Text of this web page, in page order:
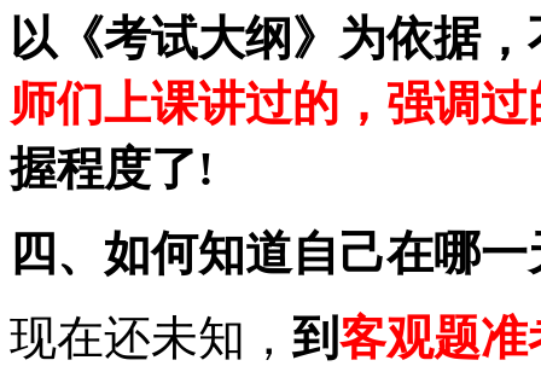
以《考试大纲》为依据
师们上课讲过的，强调过
握程度了!
四、如何知道自己在哪一
现在还未知， 到 客观题